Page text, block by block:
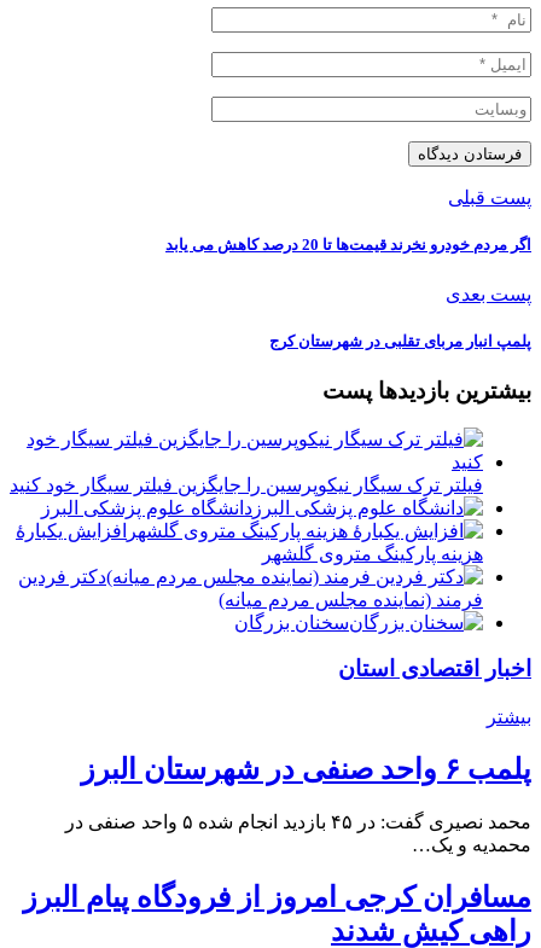
پست قبلی
اگر مردم خودرو نخرند قیمت‌ها تا 20 درصد کاهش می یابد
پست بعدی
پلمپ انبار مربای تقلبی در شهرستان کرج
بیشترین بازدیدها پست
فیلتر ترک سیگار نیکوپرسین را جایگزین فیلتر سیگار خود کنید
دانشگاه علوم پزشکی البرز
افزایش یکبارۀ
هزینه پارکینگ متروی گلشهر
دكتر فردين
فرمند (نماينده مجلس مردم میانه)
سخنان بزرگان
اخبار اقتصادی استان
بیشتر
پلمب ۶ واحد صنفی در شهرستان البرز
محمد نصیری گفت: در ۴۵ بازدید انجام شده ۵ واحد صنفی در
محمدیه و یک…
مسافران کرجی امروز از فرودگاه پیام البرز
راهی کیش شدند